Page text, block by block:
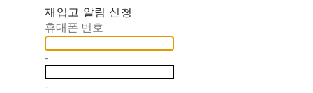
재입고 알림 신청
휴대폰 번호
-
-